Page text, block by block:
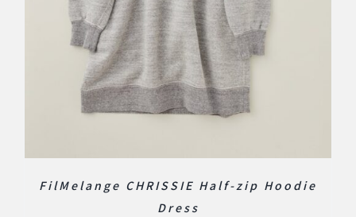
FilMelange CHRISSIE Half-zip Hoodie
Dress